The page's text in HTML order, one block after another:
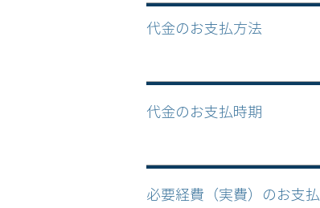
代金のお支払方法
代金のお支払時期
必要経費（実費）のお支払